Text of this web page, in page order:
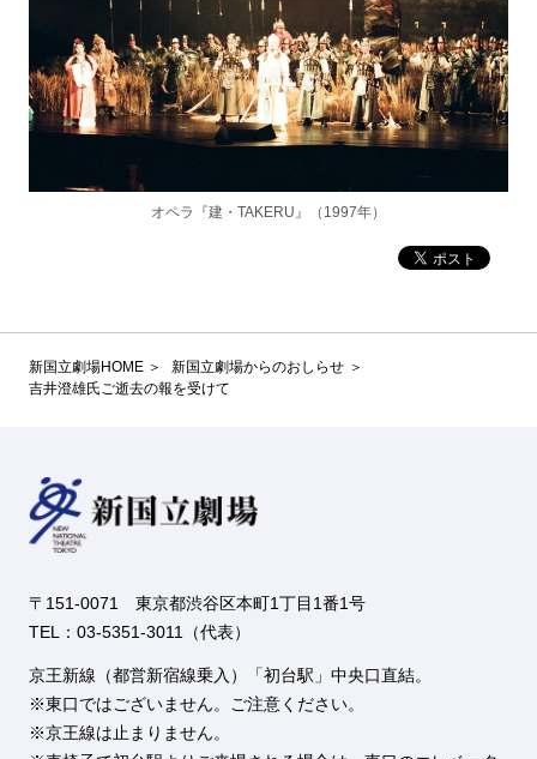
オペラ『建・TAKERU』（1997年）
新国立劇場HOME
新国立劇場からのおしらせ
吉井澄雄氏ご逝去の報を受けて
〒151-0071 東京都渋谷区本町1丁目1番1号
TEL：03-5351-3011（代表）
京王新線（都営新宿線乗入）「初台駅」中央口直結。
東口ではございません。ご注意ください。
京王線は止まりません。